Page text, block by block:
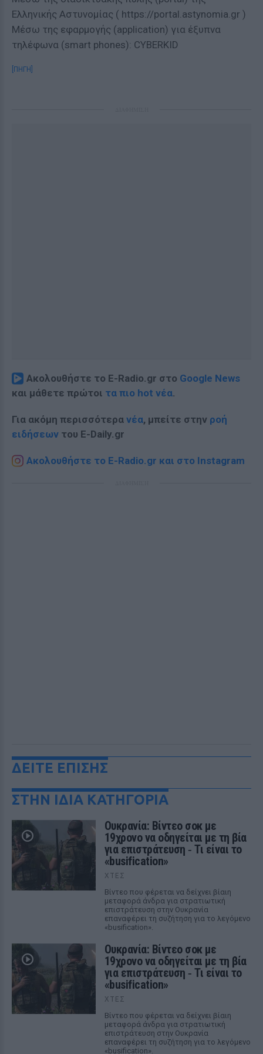
Ελληνικής Αστυνομίας ( https://portal.astynomia.gr )
Μέσω της εφαρμογής (application) για έξυπνα
τηλέφωνα (smart phones): CYBERΚΙD
[ΠΗΓΗ]
Ακολουθήστε το E-Radio.gr στο Google News
και μάθετε πρώτοι τα πιο hot νέα.
Για ακόμη περισσότερα νέα, μπείτε στην ροή
ειδήσεων του E-Daily.gr
Ακολουθήστε το E-Radio.gr και στο Instagram
ΔΕΙΤΕ ΕΠΙΣΗΣ
ΣΤΗΝ ΙΔΙΑ ΚΑΤΗΓΟΡΙΑ
Ουκρανία: Βίντεο σοκ με
19χρονο να οδηγείται με τη βία
για επιστράτευση ‑ Τι είναι το
«busification»
ΧΤΕΣ
Βίντεο που φέρεται να δείχνει βίαιη
μεταφορά άνδρα για στρατιωτική
επιστράτευση στην Ουκρανία
επαναφέρει τη συζήτηση για το λεγόμενο
«busification».
Ουκρανία: Βίντεο σοκ με
19χρονο να οδηγείται με τη βία
για επιστράτευση ‑ Τι είναι το
«busification»
ΧΤΕΣ
Βίντεο που φέρεται να δείχνει βίαιη
μεταφορά άνδρα για στρατιωτική
επιστράτευση στην Ουκρανία
επαναφέρει τη συζήτηση για το λεγόμενο
«busification».